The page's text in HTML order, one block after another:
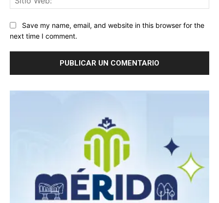
Save my name, email, and website in this browser for the
next time I comment.